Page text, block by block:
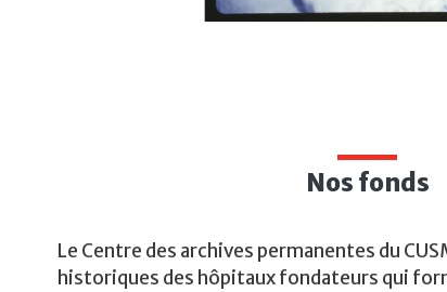
Nos fonds
Le Centre des archives permanentes du
historiques des hôpitaux fondateurs qui